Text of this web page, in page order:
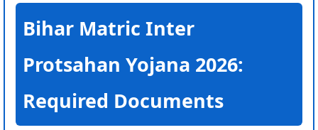
Bihar Matric Inter
Protsahan Yojana 2026:
Required Documents